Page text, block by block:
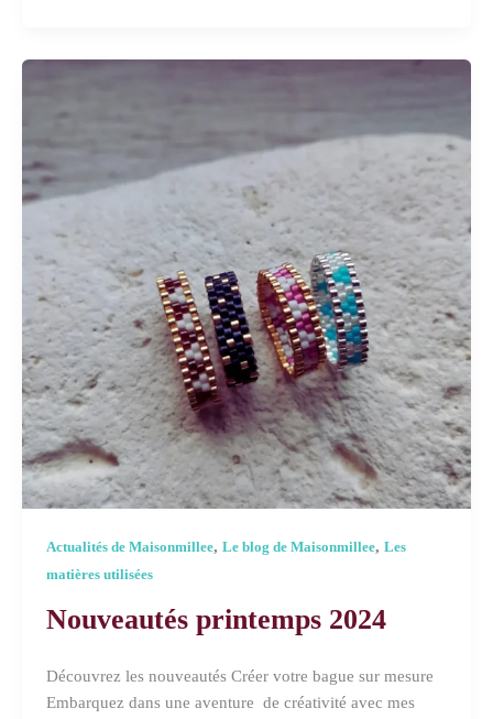
Actualités de Maisonmillee, Le blog de Maisonmillee, Les
matières utilisées
Nouveautés printemps 2024
Découvrez les nouveautés Créer votre bague sur mesure
Embarquez dans une aventure de créativité avec mes